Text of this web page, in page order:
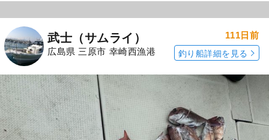
武士（サムライ）
広島県 三原市 幸崎西漁港
111日前
釣り船詳細を見る